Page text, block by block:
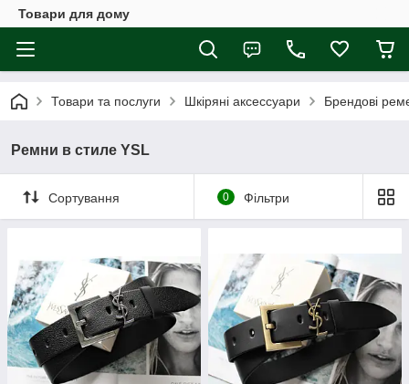
Товари для дому
Товари та послуги Шкіряні аксессуари Брендові
Ремни в стиле YSL
Сортування 0 Фільтри